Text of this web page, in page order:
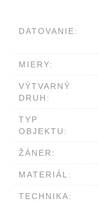
DATOVANIE:
MIERY:
VÝTVARNÝ
DRUH:
TYP
OBJEKTU:
ŽÁNER:
MATERIÁL:
TECHNIKA: